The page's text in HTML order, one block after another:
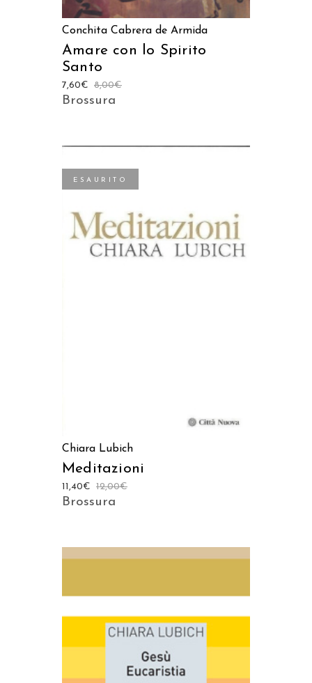
Conchita Cabrera de Armida
Amare con lo Spirito
Santo
8,00€
7,60€
Brossura
ESAURITO
Chiara Lubich
Meditazioni
12,00€
11,40€
Brossura